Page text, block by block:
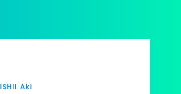
ISHII Aki